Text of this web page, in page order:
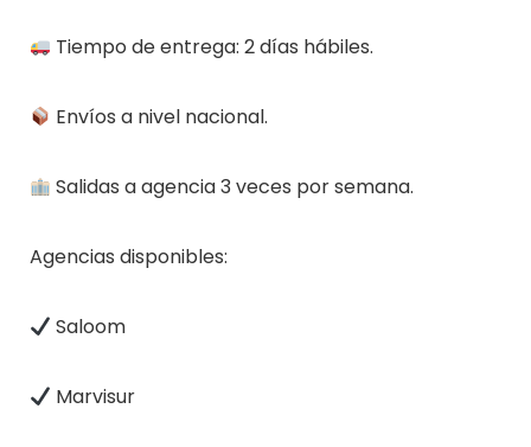
Tiempo de entrega: 2 días hábiles.
Envíos a nivel nacional.
Salidas a agencia 3 veces por semana.
Agencias disponibles:
Saloom
Marvisur